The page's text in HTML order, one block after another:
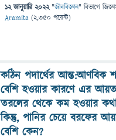
12 জানুয়ারি 2022 "জীববিজ্ঞান" বিভাগে
Aramita (2,350 পয়েন্ট)
কঠিন পদার্থের আন্ত:আণবিক
বেশি হওয়ার কারণে এর
তরলের থেকে কম হওয়ার
কিন্তু, পানির চেয়ে বরফের
বেশি কেন?